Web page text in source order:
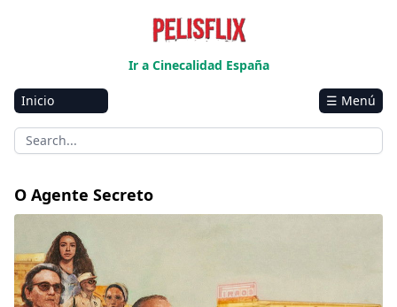
Ir a Cinecalidad España
Inicio
Amazon
Netflix
Disney+
Vivamax
Marvel
☰ Menú
O Agente Secreto